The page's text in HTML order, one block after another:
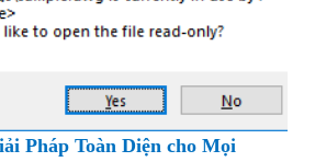
Pháp Toàn Diện cho Mọi